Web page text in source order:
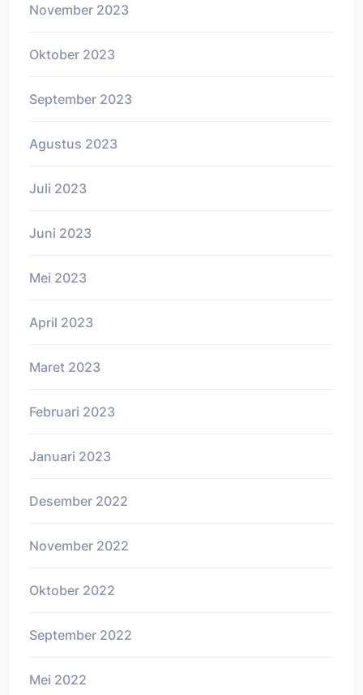
November 2023
Oktober 2023
September 2023
Agustus 2023
Juli 2023
Juni 2023
Mei 2023
April 2023
Maret 2023
Februari 2023
Januari 2023
Desember 2022
November 2022
Oktober 2022
September 2022
Mei 2022